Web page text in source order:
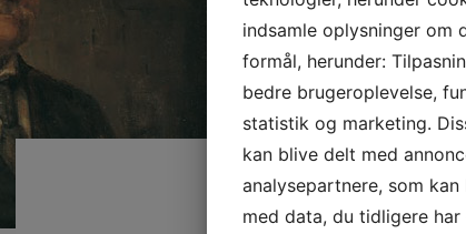
indsamle oplysninger om
formål, herunder:
bedre brugeroplevelse,
statistik og marketing.
kan blive delt med
analysepartnere, som
med data, du tidligere